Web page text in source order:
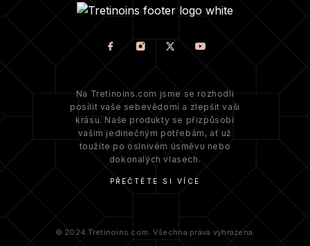
Na Tretinoins.com jsme se rozhodli
posílit vaše sebevědomí a zlepšit vaši
krásu. Naše produkty se přizpůsobí
vašim jedinečným potřebám, ať už
toužíte po oslnivém úsměvu nebo
dokonalých vlasech.
PŘEČTĚTE SI VÍCE
© 2024 Tretinoins.com. Všechna práva vyhrazena.